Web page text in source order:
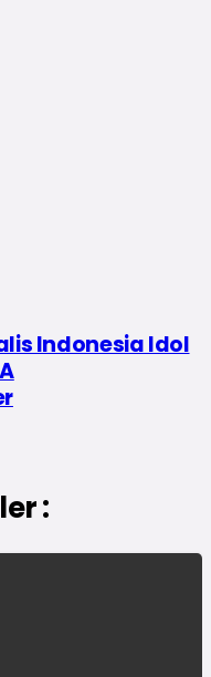
Indonesia Idol
: